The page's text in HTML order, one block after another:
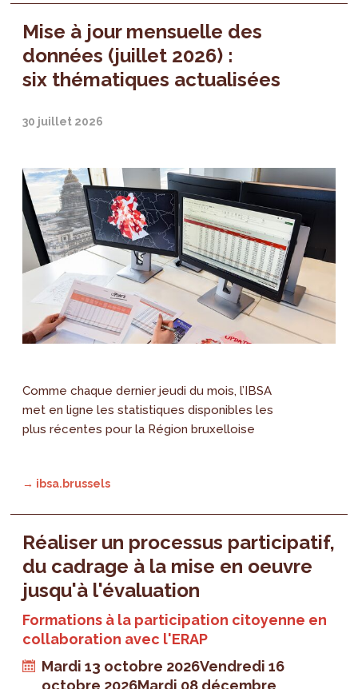
Mise à jour mensuelle des
données (juillet 2026) :
six thématiques actualisées
30 juillet 2026
Comme chaque dernier jeudi du mois, l’IBSA
met en ligne les statistiques disponibles les
plus récentes pour la Région bruxelloise
→ ibsa.brussels
Réaliser un processus participatif,
du cadrage à la mise en oeuvre
jusqu'à l'évaluation
Formations à la participation citoyenne en
collaboration avec l'ERAP
Mardi 13 octobre 2026Vendredi 16
octobre 2026Mardi 08 décembre